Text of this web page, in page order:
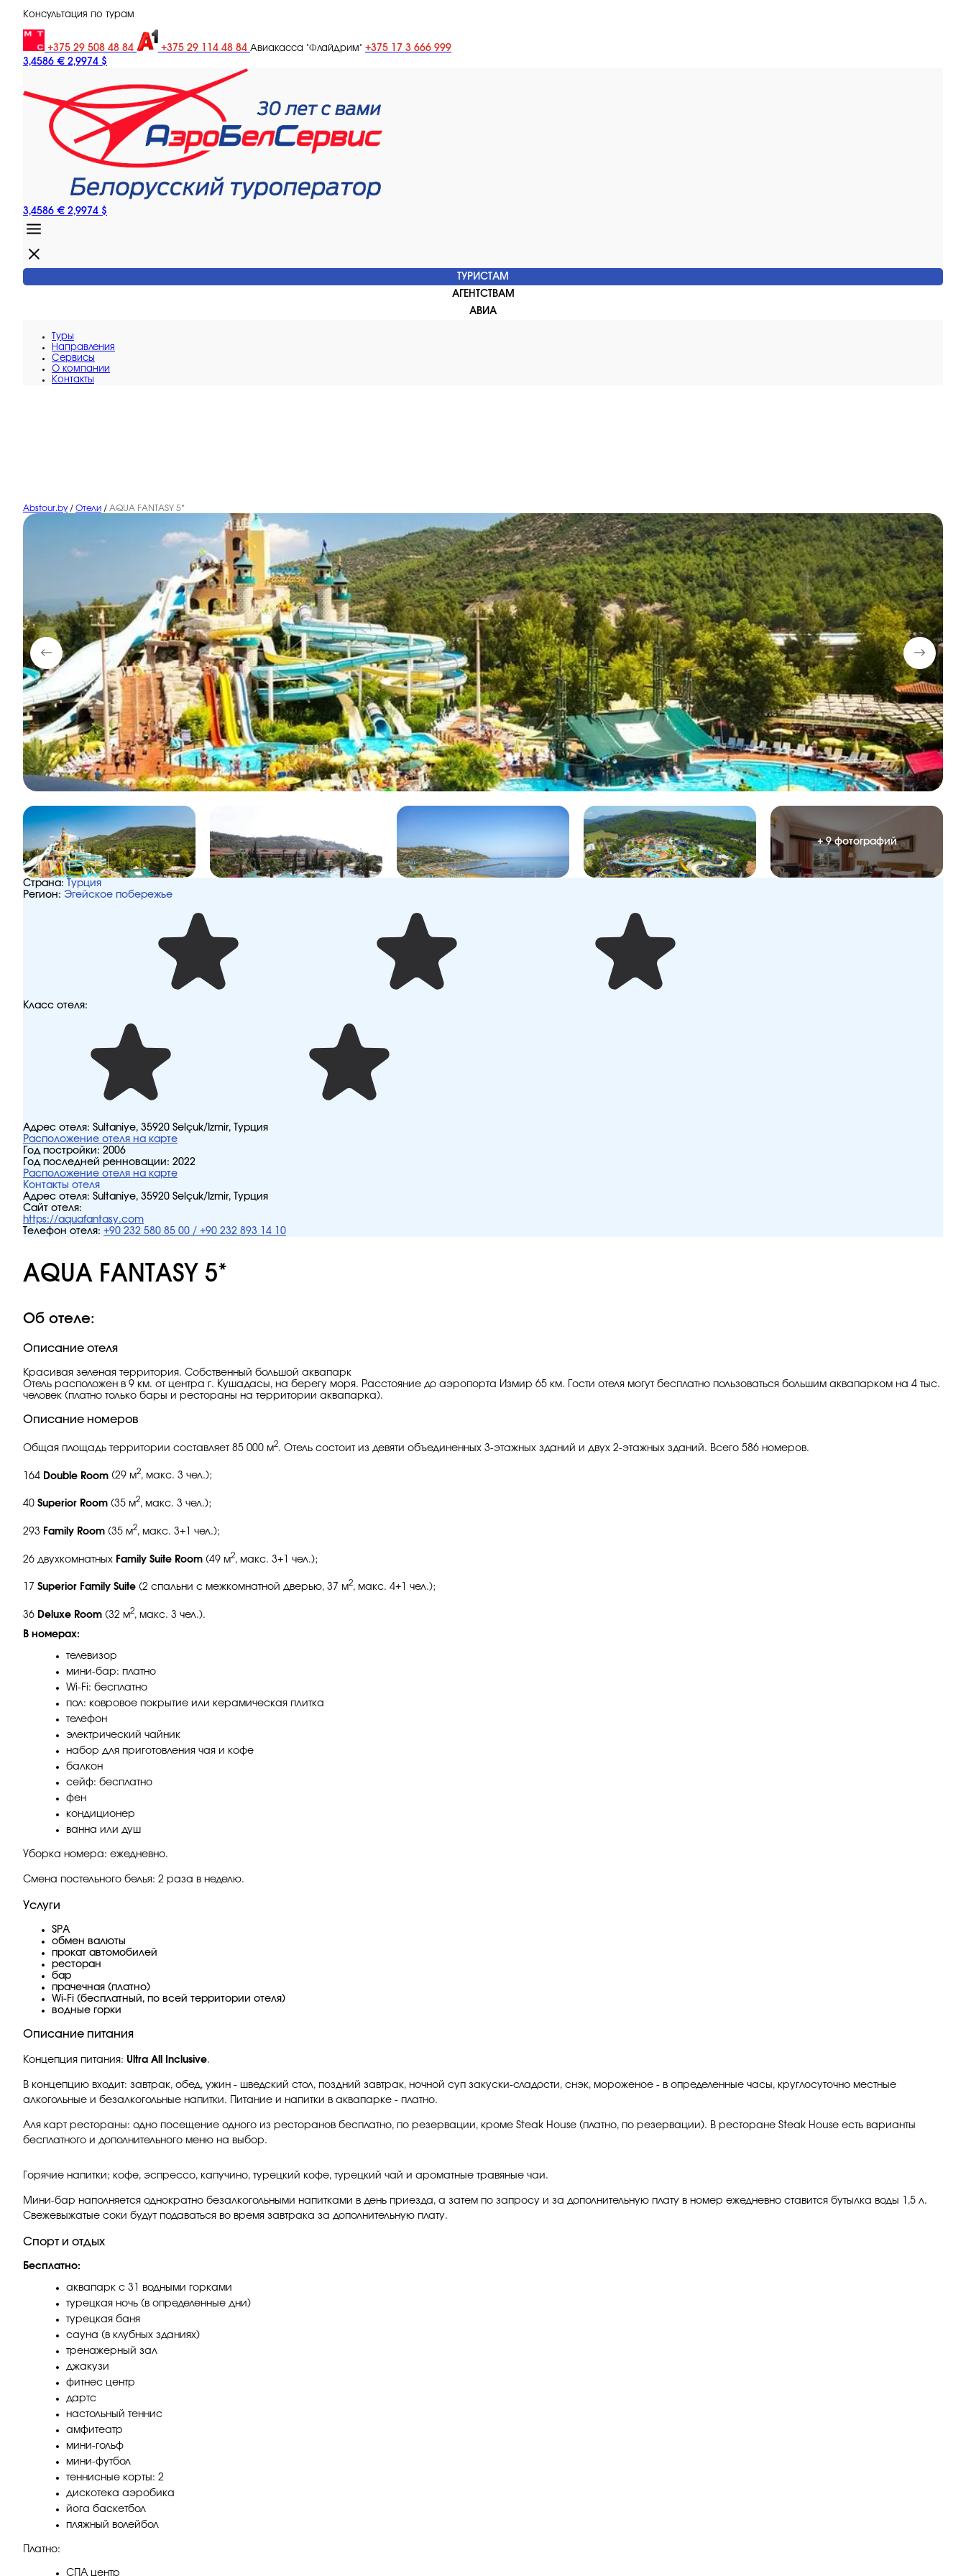
Консультация по турам
+375 29 508 48 84 +375 29 114 48 84 Авиакасса "Флайдрим" +375 17 3 666 999
3,4586 € 2,9974 $
3,4586 € 2,9974 $
ТУРИСТАМ
АГЕНТСТВАМ
АВИА
Туры
Направления
Сервисы
O компании
Контакты
Abstour.by / Отели / AQUA FANTASY 5*
+ 9 фотографий
Страна:
Турция
Регион: Эгейское побережье
Класс отеля:
Адрес отеля: Sultaniye, 35920 Selçuk/İzmir, Турция
Расположение отеля на карте
Год постройки: 2006
Год последней ренновации: 2022
Расположение отеля на карте
Контакты отеля
Адрес отеля: Sultaniye, 35920 Selçuk/İzmir, Турция
Сайт отеля:
https://aquafantasy.com
Телефон отеля: +90 232 580 85 00 / +90 232 893 14 10
AQUA FANTASY 5*
Об отеле:
Описание отеля
Красивая зеленая территория. Собственный большой аквапарк
Отель расположен в 9 км. от центра г. Кушадасы, на берегу моря. Расстояние до аэропорта Измир 65 км. Гости отеля могут бесплатно пользоваться большим аквапарком на 4 тыс.
человек (платно только бары и рестораны на территории аквапарка).
Описание номеров
Общая площадь территории составляет 85 000 м2. Oтель состоит из девяти объединенных 3-этажных зданий и двух 2-этажных зданий. Всего 586 номеров.
164 Double Room (29 м2, макс. 3 чел.);
40 Superior Room (35 м2, макс. 3 чел.);
293 Family Room (35 м2, макс. 3+1 чел.);
26 двухкомнатных Family Suite Room (49 м2, макс. 3+1 чел.);
17 Superior Family Suite (2 спальни с межкомнатной дверью, 37 м2, макс. 4+1 чел.);
36 Deluxe Room (32 м2, макс. 3 чел.).
В номерах:
телевизор
мини-бар: платно
Wi-Fi: бесплатно
пол: ковровое покрытие или керамическая плитка
телефон
электрический чайник
набор для приготовления чая и кофе
балкон
сейф: бесплатно
фен
кондиционер
ванна или душ
Уборка номера: ежедневно.
Смена постельного белья: 2 раза в неделю.
Услуги
SPA
обмен валюты
прокат автомобилей
ресторан
бар
прачечная (платно)
Wi-Fi (бесплатный, по всей территории отеля)
водные горки
Описание питания
Концепция питания: Ultra All Inclusive.
В концепцию входит: завтрак, обед, ужин - шведский стол, поздний завтрак, ночной суп закуски-сладости, снэк, мороженое - в определенные часы, круглосуточно местные
алкогольные и безалкогольные напитки.
Питание и напитки в аквапарке - платно.
Аля карт рестораны: одно посещение одного из ресторанов бесплатно, по резервации, кроме Steak House (платно, по резервации). В ресторане Steak House есть варианты
бесплатного и дополнительного меню на выбор.
Горячие напитки; кофе, эспрессо, капучино, турецкий кофе, турецкий чай и ароматные травяные чаи.
Мини-бар наполняется однократно безалкогольными напитками в день приезда, а затем по запросу и за дополнительную плату в номер ежедневно ставится бутылка воды 1,5 л.
Свежевыжатые соки будут подаваться во время завтрака за дополнительную плату.
Спорт и отдых
Бесплатно:
аквапарк с 31 водными горками
турецкая ночь (в определенные дни)
турецкая баня
сауна (в клубных зданиях)
тренажерный зал
джакузи
фитнес центр
дартс
настольный теннис
амфитеатр
мини-гольф
мини-футбол
теннисные корты: 2
дискотека аэробика
йога баскетбол
пляжный волейбол
Платно:
СПА центр